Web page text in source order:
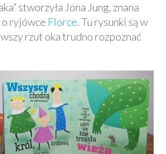
stworzyła Jona Jung, znana
o ryjówce Florce. Tu rysunki są w
rzut oka trudno rozpoznać